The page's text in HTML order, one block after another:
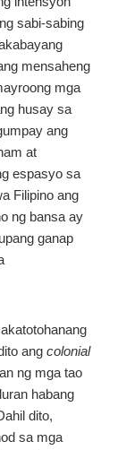
sabi-sabing
mensaheng
mga
husay sa
ang
at
espasyo sa
Filipino ang
ng bansa ay
ganap
ang colonial
ng mga tao
habang
dito,
sa mga